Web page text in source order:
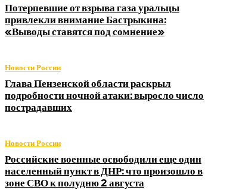
Потерпевшие от взрыва газа уральцы
привлекли внимание Бастрыкина:
«Выводы ставятся под сомнение»
Новости России
Глава Пензенской области раскрыл
подробности ночной атаки: выросло число
пострадавших
Новости России
Российские военные освободили еще один
населенный пункт в ДНР: что произошло в
зоне СВО к полудню 2 августа